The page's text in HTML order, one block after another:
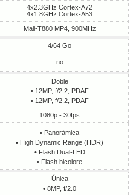
4x2.3GHz Cortex-A72
4x1.8GHz Cortex-A53
Mali-T880 MP4, 900MHz
4/64 Go
no
Doble
• 12MP, f/2.2, PDAF
• 12MP, f/2.2, PDAF
1080p - 30fps
• Panorámica
• High Dynamic Range (HDR)
• Flash Dual-LED
• Flash bicolore
Única
• 8MP, f/2.0